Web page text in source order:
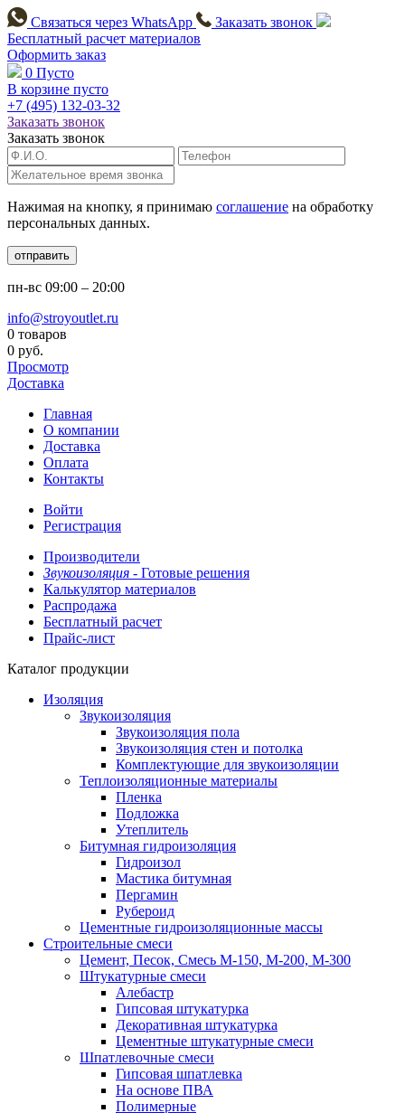
Связаться через WhatsApp
Заказать звонок
Бесплатный расчет материалов
Оформить заказ
0 Пусто
В корзине пусто
+7 (495) 132-03-32
Заказать звонок
Заказать звонок
Нажимая на кнопку, я принимаю соглашение на обработку
персональных данных.
отправить
пн-вс 09:00 – 20:00
info@stroyoutlet.ru
0 товаров
0 руб.
Просмотр
Доставка
Главная
О компании
Доставка
Оплата
Контакты
Войти
Регистрация
Производители
Звукоизоляция - Готовые решения
Калькулятор материалов
Распродажа
Бесплатный расчет
Прайс-лист
Каталог продукции
Изоляция
Звукоизоляция
Звукоизоляция пола
Звукоизоляция стен и потолка
Комплектующие для звукоизоляции
Теплоизоляционные материалы
Пленка
Подложка
Утеплитель
Битумная гидроизоляция
Гидроизол
Мастика битумная
Пергамин
Рубероид
Цементные гидроизоляционные массы
Строительные смеси
Цемент, Песок, Смесь М-150, М-200, М-300
Штукатурные смеси
Алебастр
Гипсовая штукатурка
Декоративная штукатурка
Цементные штукатурные смеси
Шпатлевочные смеси
Гипсовая шпатлевка
На основе ПВА
Полимерные